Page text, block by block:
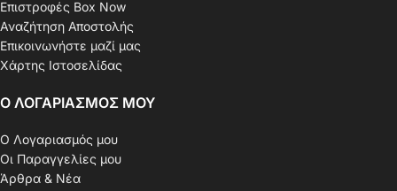
Επιστροφές Box Now
Αναζήτηση Αποστολής
Επικοινωνήστε μαζί μας
Χάρτης Ιστοσελίδας
Ο ΛΟΓΑΡΙΑΣΜΟΣ ΜΟΥ
Ο Λογαριασμός μου
Οι Παραγγελίες μου
Άρθρα & Νέα